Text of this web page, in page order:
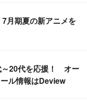
7月期夏の新アニメを
～20代を応援！ オー
ル情報はDeview